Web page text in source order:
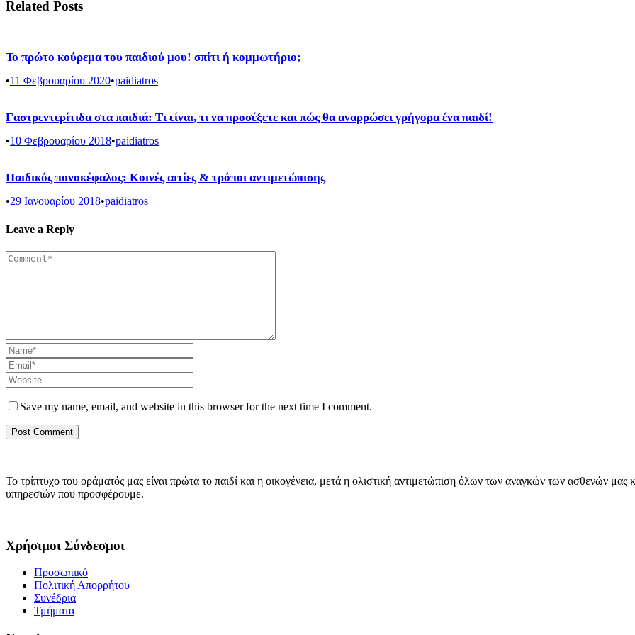
Related Posts
Το πρώτο κούρεμα του παιδιού μου! σπίτι ή κομμωτήριο;
•11 Φεβρουαρίου 2020•paidiatros
Γαστρεντερίτιδα στα παιδιά: Τι είναι, τι να προσέξετε και πώς θα αναρρώσει γρήγορα ένα παιδί!
•10 Φεβρουαρίου 2018•paidiatros
Παιδικός πονοκέφαλος: Κοινές αιτίες & τρόποι αντιμετώπισης
•29 Ιανουαρίου 2018•paidiatros
Leave a Reply
Save my name, email, and website in this browser for the next time I comment.
Το τρίπτυχο του οράματός μας είναι πρώτα το παιδί και η οικογένεια, μετά η ολιστική αντιμετώπιση όλων των αναγκών των ασθενών
υπηρεσιών που προσφέρουμε.
Χρήσιμοι Σύνδεσμοι
Προσωπικό
Πολιτική Απορρήτου
Συνέδρια
Τμήματα